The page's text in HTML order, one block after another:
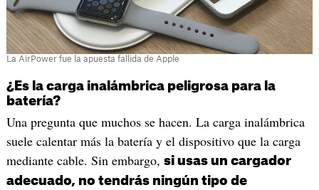
La AirPower fue la apuesta fallida de Apple
¿Es la carga inalámbrica peligrosa para la
batería?
Una pregunta que muchos se hacen. La carga inalámbrica
suele calentar más la batería y el dispositivo que la carga
mediante cable. Sin embargo, si usas un cargador
adecuado, no tendrás ningún tipo de